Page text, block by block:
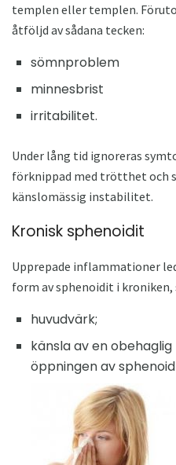
templen eller templen.
åtföljd av sådana tecken:
sömnproblem
minnesbrist
irritabilitet.
Under lång tid ignoreras
förknippad med trötthet och
känslomässig instabilitet.
Kronisk sphenoidit
Upprepade inflammationer
form av sphenoidit i kroniken,
huvudvärk;
känsla av en
öppningen av